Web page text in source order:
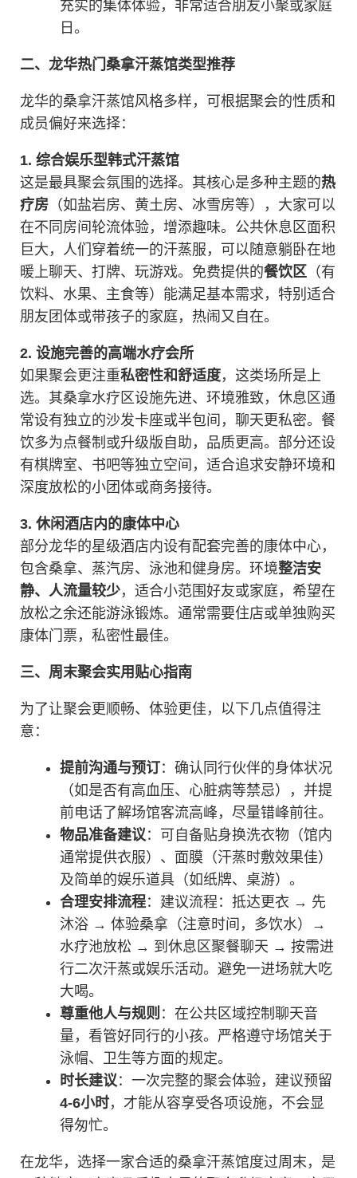
充实的集体体验，非常适合朋友小聚或家庭
日。
二、龙华热门桑拿汗蒸馆类型推荐
龙华的桑拿汗蒸馆风格多样，可根据聚会的性质和
成员偏好来选择：
1. 综合娱乐型韩式汗蒸馆
这是最具聚会氛围的选择。其核心是多种主题的热
疗房 （如盐岩房、黄土房、冰雪房等），大家可以
在不同房间轮流体验，增添趣味。公共休息区面积
巨大，人们穿着统一的汗蒸服，可以随意躺卧在地
暖上聊天、打牌、玩游戏。免费提供的餐饮区 （有
饮料、水果、主食等）能满足基本需求，特别适合
朋友团体或带孩子的家庭，热闹又自在。
2. 设施完善的高端水疗会所
如果聚会更注重私密性和舒适度，这类场所是上
选。其桑拿水疗区设施先进、环境雅致，休息区通
常设有独立的沙发卡座或半包间，聊天更私密。餐
饮多为点餐制或升级版自助，品质更高。部分还设
有棋牌室、书吧等独立空间，适合追求安静环境和
深度放松的小团体或商务接待。
3. 休闲酒店内的康体中心
部分龙华的星级酒店内设有配套完善的康体中心，
包含桑拿、蒸汽房、泳池和健身房。环境整洁安
静、人流量较少，适合小范围好友或家庭，希望在
放松之余还能游泳锻炼。通常需要住店或单独购买
康体门票，私密性最佳。
三、周末聚会实用贴心指南
为了让聚会更顺畅、体验更佳，以下几点值得注
意：
提前沟通与预订：确认同行伙伴的身体状况
（如是否有高血压、心脏病等禁忌），并提
前电话了解场馆客流高峰，尽量错峰前往。
物品准备建议：可自备贴身换洗衣物（馆内
通常提供衣服）、面膜（汗蒸时敷效果佳）
及简单的娱乐道具（如纸牌、桌游）。
合理安排流程：建议流程：抵达更衣 → 先
沐浴 → 体验桑拿（注意时间，多饮水）→
水疗池放松 → 到休息区聚餐聊天 → 按需进
行二次汗蒸或娱乐活动。避免一进场就大吃
大喝。
尊重他人与规则 ：在公共区域控制聊天音
量，看管好同行的小孩。严格遵守场馆关于
泳帽、卫生等方面的规定。
时长建议：一次完整的聚会体验，建议预留
4-6小时，才能从容享受各项设施，不会显
得匆忙。
在龙华，选择一家合适的桑拿汗蒸馆度过周末，是